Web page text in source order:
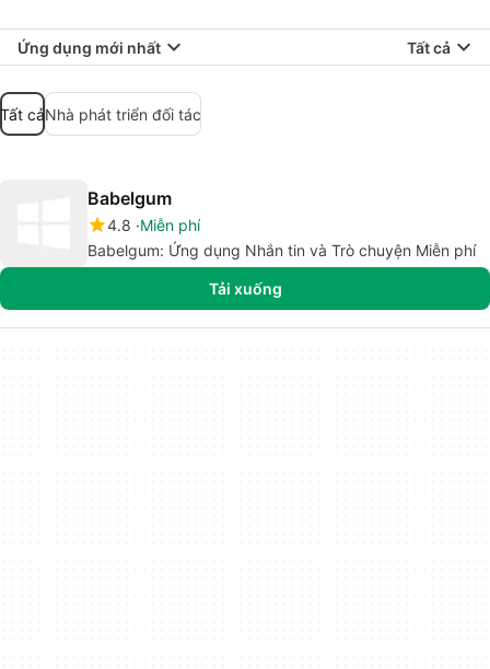
Ứng dụng mới nhất Tất cả
Tất cảNhà phát triển đối tác
Babelgum
4.8 Miễn phí
Babelgum: Ứng dụng Nhắn tin và Trò chuyện Miễn phí
Tải xuống